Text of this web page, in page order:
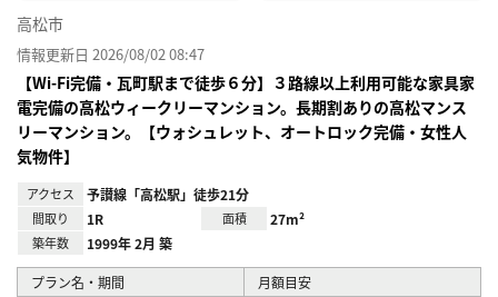
高松市
情報更新日 2026/08/02 08:47
【Wi-Fi完備・瓦町駅まで徒歩６分】３路線以上利用可能な家具家
電完備の高松ウィークリーマンション。長期割ありの高松マンス
リーマンション。【ウォシュレット、オートロック完備・女性人
気物件】
アクセス 予讃線「高松駅」徒歩21分
間取り 1R 面積 27m²
築年数 1999年 2月 築
プラン名・期間 月額目安